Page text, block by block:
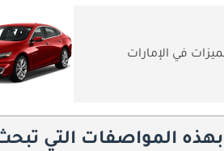
في الإمارات
المواصفات التي